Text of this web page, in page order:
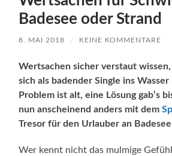
Badesee oder Strand
8. MAI 2018 / KEINE KOMMENTARE
Wertsachen sicher verstaut
sich als badender Single ins
Problem ist alt, eine Lösung gab’s
nun anscheinend anders mit dem
Tresor für den Urlauber an
Wer kennt nicht das mulmige